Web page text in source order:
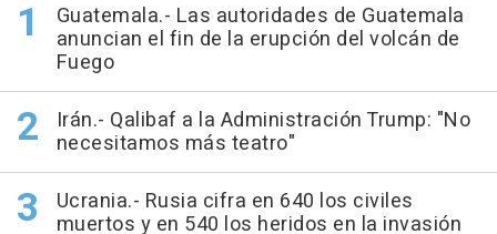
Guatemala.- Las autoridades de Guatemala
anuncian el fin de la erupción del volcán de
Fuego
Irán.- Qalibaf a la Administración Trump: "No
necesitamos más teatro"
Ucrania.- Rusia cifra en 640 los civiles
muertos y en 540 los heridos en la invasión